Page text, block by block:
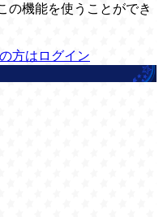
の機能を使うことができ
方はログイン